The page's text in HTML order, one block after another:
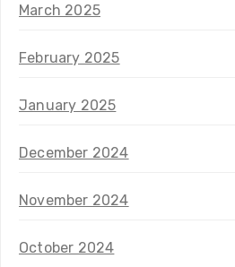
March 2025
February 2025
January 2025
December 2024
November 2024
October 2024